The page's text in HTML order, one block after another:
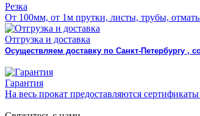
Резка
От 100мм, от 1м прутки, листы, трубы,
Отгрузка и доставка
Осуществляем доставку по Санкт-Петербургу
Гарантия
На весь прокат предоставляются